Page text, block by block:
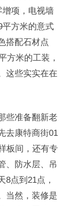
项，电视墙
方米的意式
搭配石材点
方米的工装，
这些实实在在
些准备翻新老
去康特商街01
板间，还有专
、防水层、吊
8点到21点，
当然，装修是